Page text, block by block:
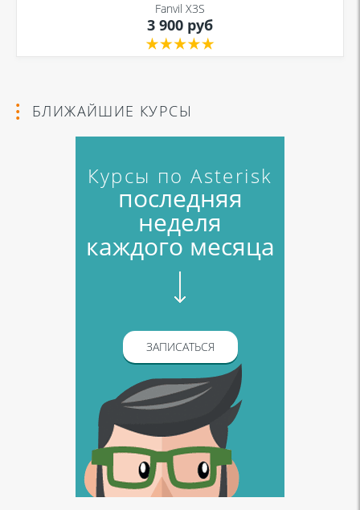
Fanvil X3S
3 900 руб
БЛИЖАЙШИЕ КУРСЫ
Курсы по Asterisk
последняя
неделя
каждого месяца
ЗАПИСАТЬСЯ